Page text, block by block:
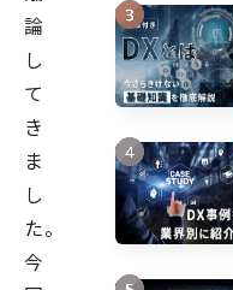
論
し
て
き
ま
し
た。
今